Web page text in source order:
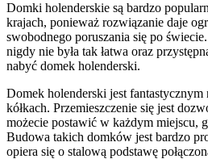
Domki holenderskie są bardzo
krajach, ponieważ rozwiązanie daje
swobodnego poruszania się po
nigdy nie była tak łatwa oraz
nabyć domek holenderski.
Domek holenderski jest fantastycznym
kółkach. Przemieszczenie się jest
możecie postawić w każdym miejscu,
Budowa takich domków jest bardzo
opiera się o stalową podstawę